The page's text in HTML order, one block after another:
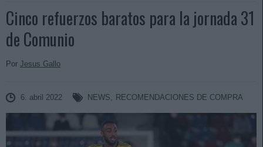
Cinco refuerzos baratos para la jornada 31
de Comunio
Por Jesus Gallo
6. abril 2022 NEWS, RECOMENDACIONES DE COMPRA